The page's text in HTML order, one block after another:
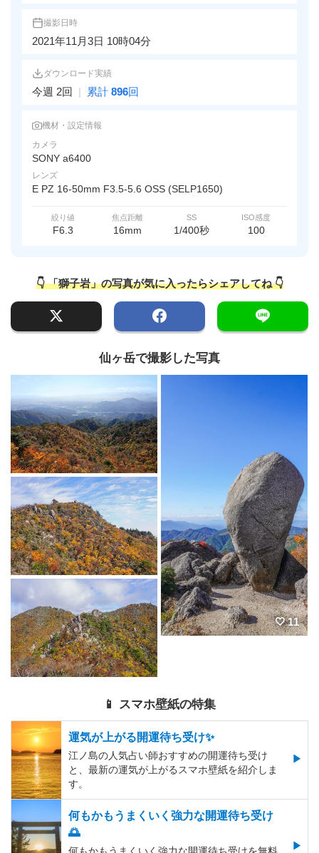
撮影日時
2021年11月3日 10時04分
ダウンロード実績
今週 2回 | 累計 896回
機材・設定情報
カメラ
SONY a6400
レンズ
E PZ 16-50mm F3.5-5.6 OSS (SELP1650)
絞り値
F6.3
焦点距離
16mm
SS
1/400秒
ISO感度
100
👇 「獅子岩」の写真が気に入ったらシェアしてね 👇
仙ヶ岳で撮影した写真
11
📱 スマホ壁紙の特集
運気が上がる開運待ち受け✨
江ノ島の人気占い師おすすめの開運待ち受け
と、最新の運気が上がるスマホ壁紙を紹介しま
す。
何もかもうまくいく強力な開運待ち受け
🌅